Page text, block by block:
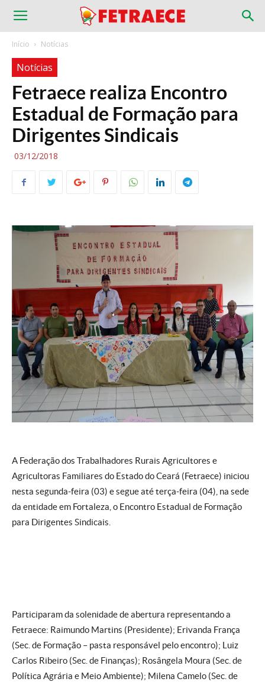
Início Notícias
Notícias
Fetraece realiza Encontro
Estadual de Formação para
Dirigentes Sindicais
03/12/2018
A Federação dos Trabalhadores Rurais Agricultores e
Agricultoras Familiares do Estado do Ceará (Fetraece) iniciou
nesta segunda-feira (03) e segue até terça-feira (04), na sede
da entidade em Fortaleza, o Encontro Estadual de Formação
para Dirigentes Sindicais.
Participaram da solenidade de abertura representando a
Fetraece: Raimundo Martins (Presidente); Erivanda França
(Sec. de Formação – pasta responsável pelo encontro); Luiz
Carlos Ribeiro (Sec. de Finanças); Rosângela Moura (Sec. de
Política Agrária e Meio Ambiente); Milena Camelo (Sec. de